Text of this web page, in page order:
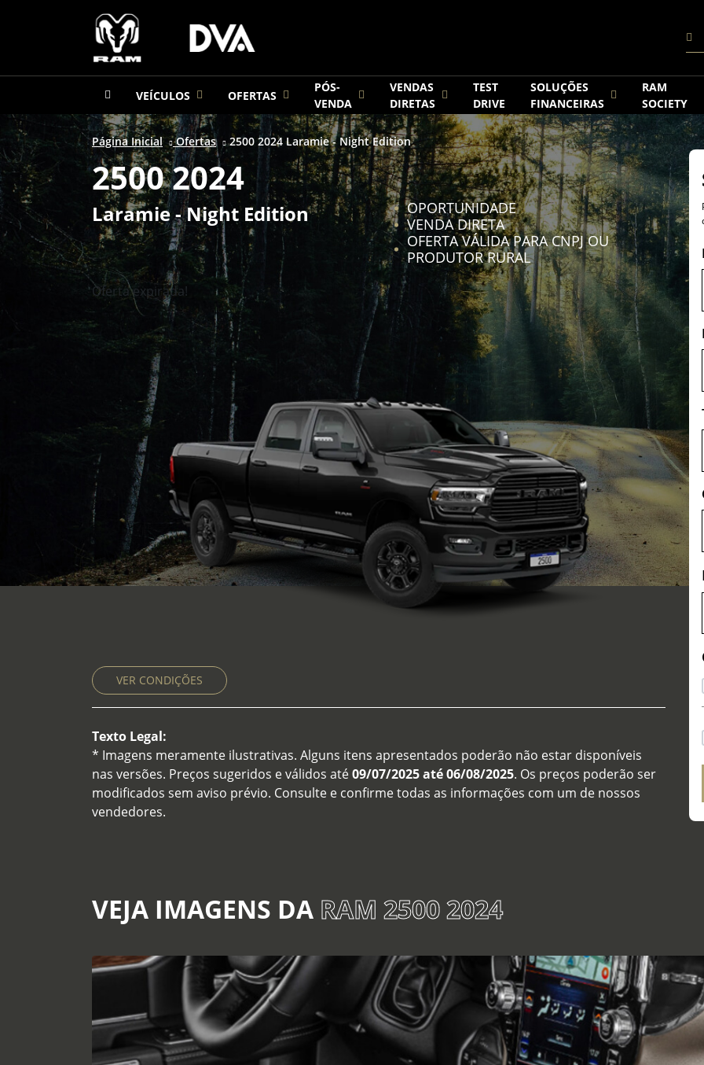
VEÍCULOS OFERTAS
PÓS-
VENDA
VENDAS
DIRETAS
TEST
DRIVE
SOLUÇÕES
FINANCEIRAS
RAM
SOCIETY
Página Inicial Ofertas 2500 2024 Laramie - Night Edition
2500 2024
Laramie - Night Edition
Oferta expirada!
OPORTUNIDADE
VENDA DIRETA
OFERTA VÁLIDA PARA CNPJ OU
PRODUTOR RURAL
VER CONDIÇÕES
Texto Legal:
* Imagens meramente ilustrativas. Alguns itens apresentados poderão não estar disponíveis
nas versões. Preços sugeridos e válidos até09/07/2025 até 06/08/2025. Os preços poderão ser
modificados sem aviso prévio. Consulte e confirme todas as informações com um de nossos
vendedores.
VEJA IMAGENS DA RAM 2500 2024